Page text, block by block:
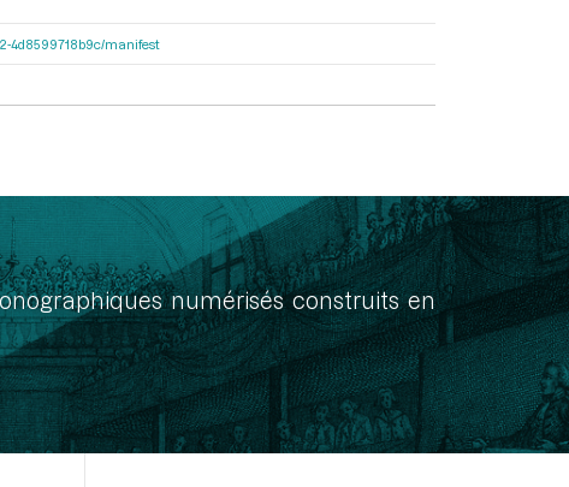
4d8599718b9c/manifest
numérisés construits en